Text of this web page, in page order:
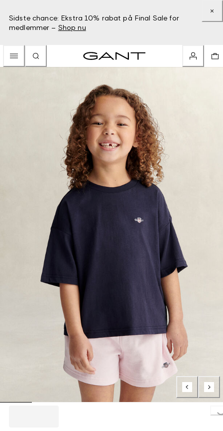
Sidste chance: Ekstra 10% rabat på Final Sale for
medlemmer – Shop nu